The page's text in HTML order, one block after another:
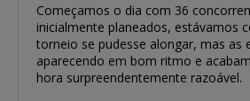
Começamos o dia com 36
inicialmente planeados, estávamos
torneio se pudesse alongar, mas as
aparecendo em bom ritmo e
hora surpreendentemente razoável.